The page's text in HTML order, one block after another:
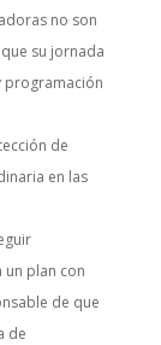
no son
su jornada
programación
de
en las
plan con
de que
de